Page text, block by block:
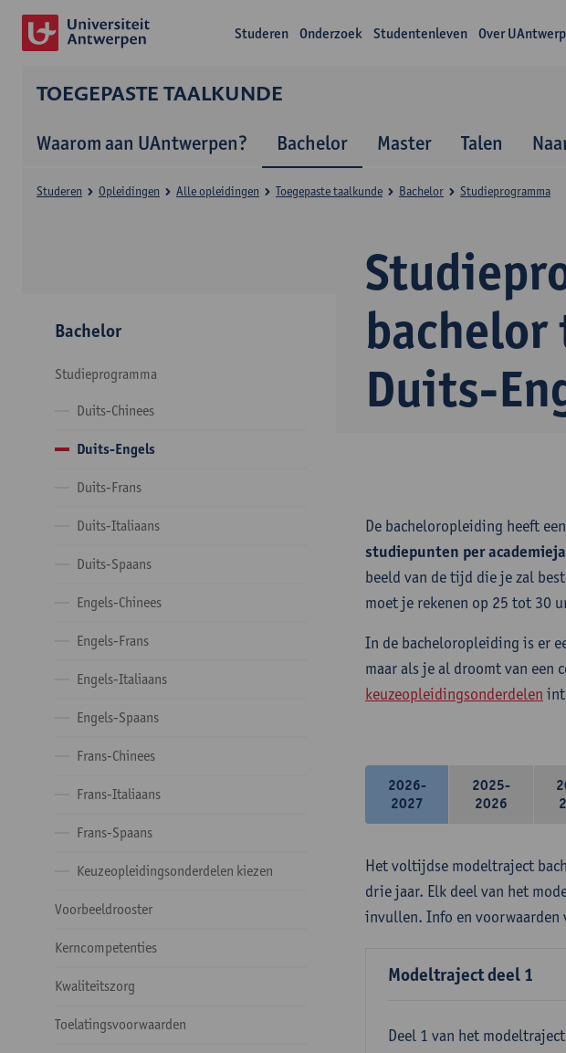
Studeren Onderzoek Studentenleven Over
TOEGEPASTE TAALKUNDE
Waarom aan UAntwerpen? Bachelor Master Talen
Duits-
Studeren Opleidingen Alle opleidingen Toegepaste taalkunde Bachelor Studieprogramma
Bachelor
Studieprogramma
Duits-Chinees
Duits-Engels
Duits-Frans
Duits-Italiaans
Duits-Spaans
Engels-Chinees
Engels-Frans
Engels-Italiaans
Engels-Spaans
Frans-Chinees
Frans-Italiaans
Frans-Spaans
Keuzeopleidingsonderdelen kiezen
Voorbeeldrooster
Kerncompetenties
Kwaliteitszorg
Toelatingsvoorwaarden
De bacheloropleiding heeft een
studiepunten per
beeld van de tijd die je zal
moet je rekenen op 25 tot 30
In de bacheloropleiding is er
maar als je al droomt van een
keuzeopleidingsonderdelen
2026-
2027
2025-
2026
Het voltijdse modeltraject
drie jaar. Elk deel van het
invullen. Info en voorwaarden
Modeltraject deel 1
Deel 1 van het